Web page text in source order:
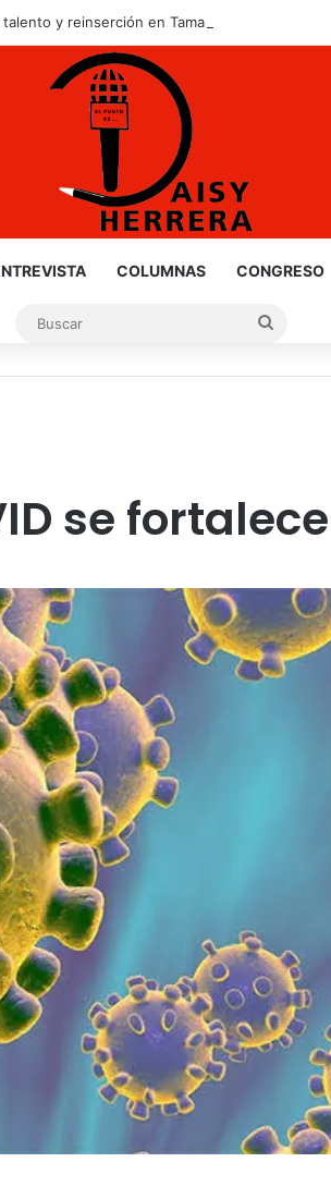
y reinserción en Tamaulipas
COLUMNAS CONGRESO
se fortalece